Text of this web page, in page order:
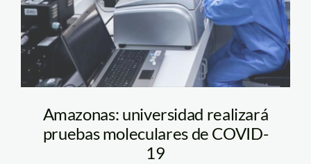
Amazonas: universidad realizará
pruebas moleculares de COVID-
19